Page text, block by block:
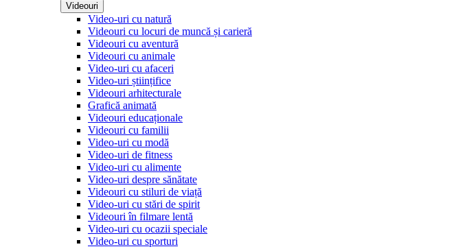
Videouri
Video-uri cu natură
Videouri cu locuri de muncă și carieră
Videouri cu aventură
Videouri cu animale
Video-uri cu afaceri
Video-uri științifice
Videouri arhitecturale
Grafică animată
Videouri educaționale
Videouri cu familii
Video-uri cu modă
Video-uri de fitness
Video-uri cu alimente
Video-uri despre sănătate
Videouri cu stiluri de viață
Video-uri cu stări de spirit
Videouri în filmare lentă
Video-uri cu ocazii speciale
Video-uri cu sporturi